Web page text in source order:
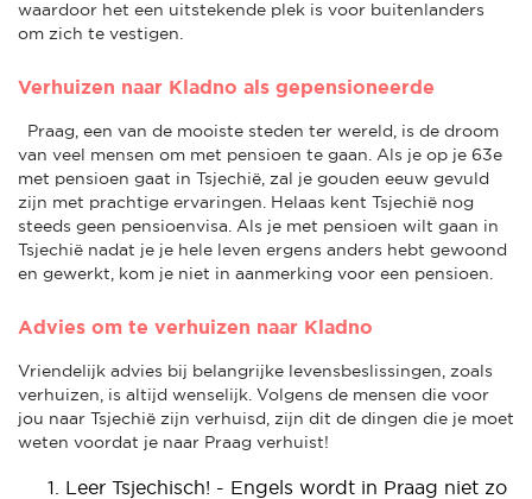
waardoor het een uitstekende plek is voor buitenlanders
om zich te vestigen.
Verhuizen naar Kladno als gepensioneerde
Praag, een van de mooiste steden ter wereld, is de droom
van veel mensen om met pensioen te gaan. Als je op je 63e
met pensioen gaat in Tsjechië, zal je gouden eeuw gevuld
zijn met prachtige ervaringen. Helaas kent Tsjechië nog
steeds geen pensioenvisa. Als je met pensioen wilt gaan in
Tsjechië nadat je je hele leven ergens anders hebt gewoond
en gewerkt, kom je niet in aanmerking voor een pensioen.
Advies om te verhuizen naar Kladno
Vriendelijk advies bij belangrijke levensbeslissingen, zoals
verhuizen, is altijd wenselijk. Volgens de mensen die voor
jou naar Tsjechië zijn verhuisd, zijn dit de dingen die je moet
weten voordat je naar Praag verhuist!
Leer Tsjechisch! - Engels wordt in Praag niet zo